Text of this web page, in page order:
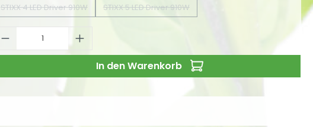
STIXX 4 LED Driver 910W
(Diese Option ist zurzeit nicht verfügbar.)
STIXX 5 LED Driver 910W
(Diese Option ist zurzeit nicht verfügbar.)
Produkt Anzahl: Gib den gewünschten
In den Warenkorb